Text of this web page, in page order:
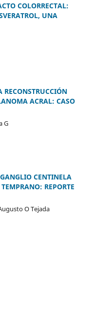
COLORRECTAL:
UNA
RECONSTRUCCIÓN
ACRAL: CASO
G
CENTINELA
REPORTE
O Tejada